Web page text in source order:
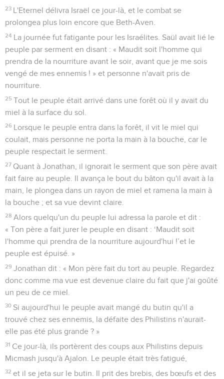
23 L'Eternel délivra Israël ce jour-là, et le combat se
prolongea plus loin encore que Beth-Aven.
24 La journée fut fatigante pour les Israélites. Saül avait lié le
peuple par serment en disant : « Maudit soit l'homme qui
prendra de la nourriture avant le soir, avant que je me sois
vengé de mes ennemis ! » et personne n'avait pris de
nourriture.
25 Tout le peuple était arrivé dans une forêt où il y avait du
miel à la surface du sol.
26 Lorsque le peuple entra dans la forêt, il vit le miel qui
coulait, mais personne ne porta la main à la bouche, car le
peuple respectait le serment.
27 Quant à Jonathan, il ignorait le serment que son père avait
fait faire au peuple. Il avança le bout du bâton qu'il avait à la
main, le plongea dans un rayon de miel et ramena la main à
la bouche ; et sa vue devint claire.
28 Alors quelqu'un du peuple lui adressa la parole et dit :
« Ton père a fait jurer le peuple en disant : ‘Maudit soit
l'homme qui prendra de la nourriture aujourd'hui !’et le
peuple est épuisé. »
29 Jonathan dit : « Mon père fait du tort au peuple. Regardez
donc comme ma vue est devenue claire du fait que j'ai goûté
un peu de ce miel.
30 Si aujourd'hui le peuple avait mangé du butin qu'il a
trouvé chez ses ennemis, la défaite des Philistins n'aurait-
elle pas été plus grande ? »
31 Ce jour-là, ils portèrent des coups aux Philistins depuis
Micmash jusqu'à Ajalon. Le peuple était très fatigué,
32 et il se jeta sur le butin. Il prit des brebis, des bœufs et des